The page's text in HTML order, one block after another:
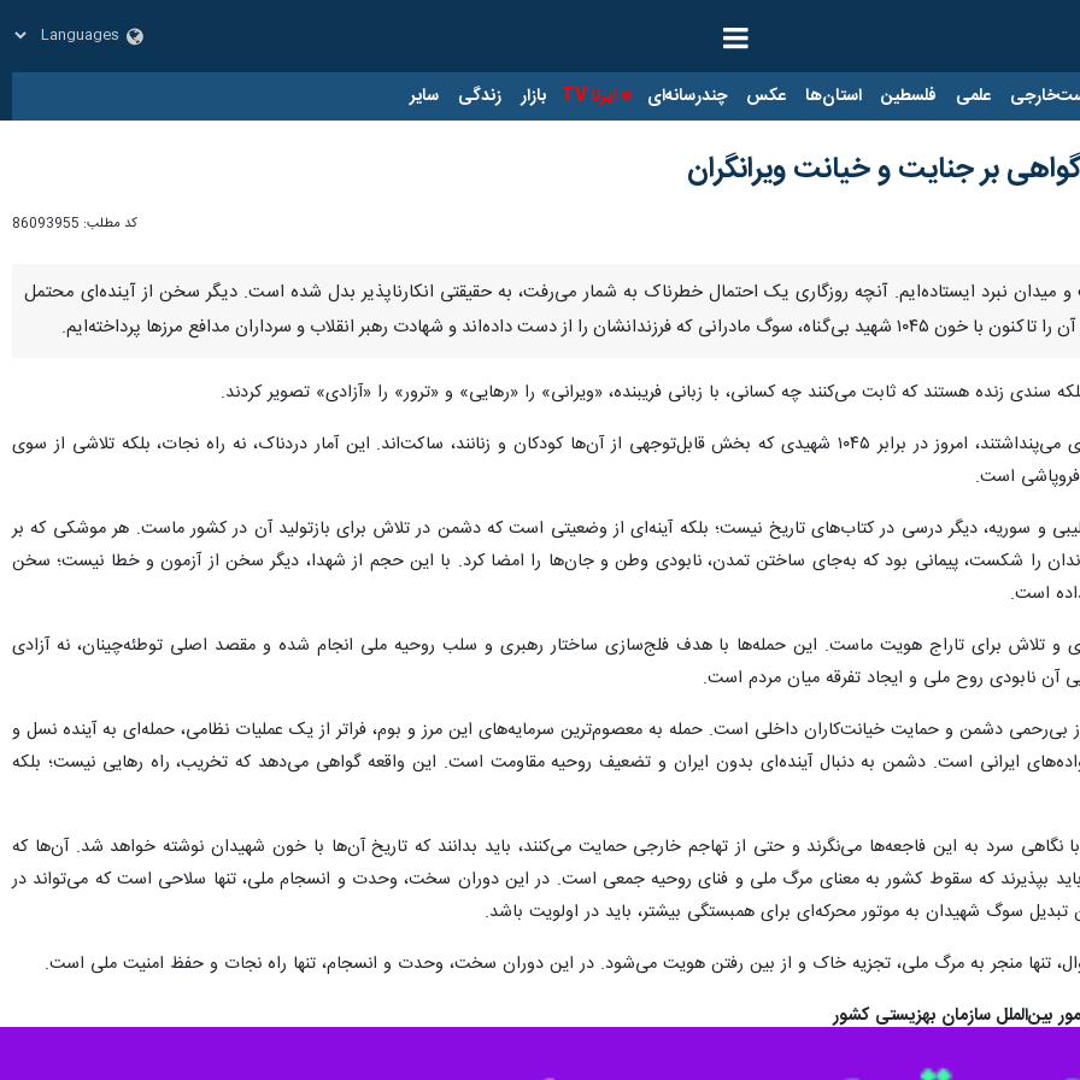
علمی فلسطین استان‌ها عکس چندرسانه‌ای ایرنا TV بازار زندگی سایر
بر جنایت و خیانت ویرانگران
کد مطلب: 86093955